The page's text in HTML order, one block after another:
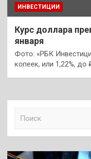
ИНВЕСТИЦИИ
Курс доллара
января
Фото: «РБК
копеек, или 1,22%,
к